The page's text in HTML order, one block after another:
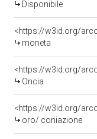
Disponibile
<https://w3id.org/
moneta
<https://w3id.org/
Oncia
<https://w3id.org/
oro/ coniazione